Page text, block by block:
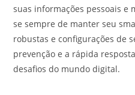
suas informações pessoais e
se sempre de manter seu
robustas e configurações de
prevenção e a rápida
desafios do mundo digital.